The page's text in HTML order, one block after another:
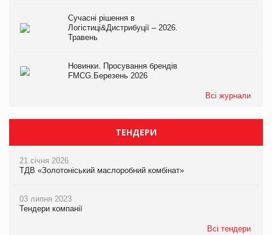
Сучасні рішення в
Логістиці&Дистрибуції – 2026.
Травень
Новинки. Просування брендів
FMCG.Березень 2026
Всі журнали
ТЕНДЕРИ
21 січня 2026
ТДВ «Золотоніський маслоробний комбінат»
03 липня 2023
Тендери компанії
Всі тендери